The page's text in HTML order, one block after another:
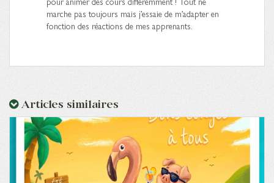
marche pas toujours mais j’essaie de m’adapter en
fonction des réactions de mes apprenants.
Articles similaires